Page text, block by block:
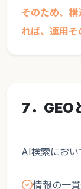
そのため、
れば、運用そ
7．GEO
AI検索におい
情報の一